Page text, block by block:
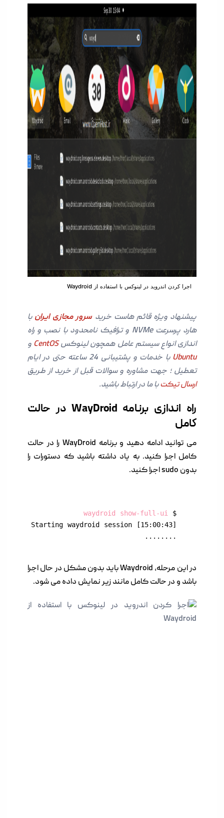
اجرا کردن اندروید در لینوکس با استفاده از Waydroid
پیشنهاد ویژه قائم هاست خریدسرور مجازی ایران با
هارد پرسرعت NVMe و ترافیک نامحدود با نصب و راه
اندازی انواع سیستم عامل همچون لینوکسCentOS و
Ubuntu
با خدمات و پشتیبانی 24 ساعته حتی در ایام
تعطیل ؛ جهت مشاوره و سوالات قبل از خرید از طریق
ارسال تیکتبا ما در ارتباط باشید.
راه اندازی برنامه WayDroid در حالت
کامل
می توانید ادامه دهید و برنامه WayDroid را در حالت
کامل اجرا کنید. به یاد داشته باشید که دستورات را
بدون sudo اجرا کنید.
$
waydroid show-full-ui
........
در این مرحله، Waydroid باید بدون مشکل در حال اجرا
باشد و در حالت کامل مانند زیر نمایش داده می شود.